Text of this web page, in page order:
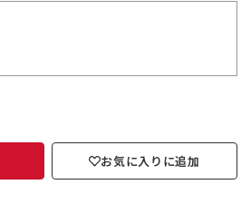
お気に入りに追加